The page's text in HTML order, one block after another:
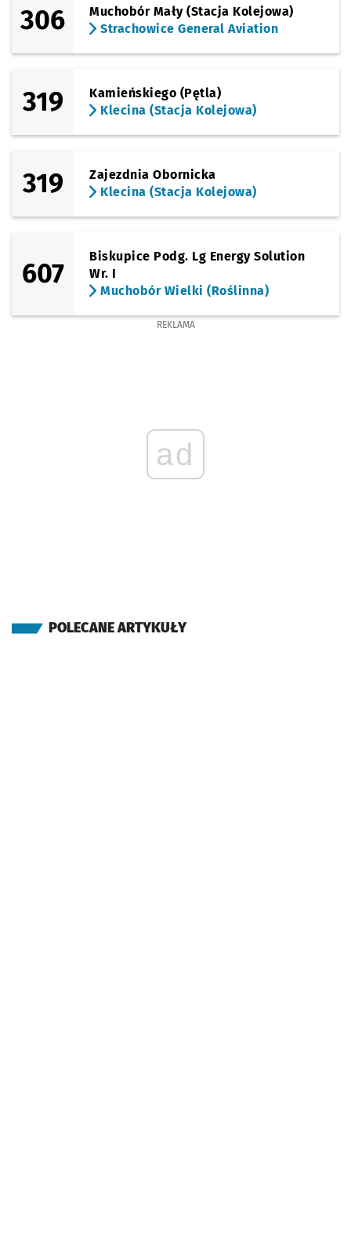
306
Muchobór Mały (Stacja Kolejowa)
Strachowice General Aviation
319
Kamieńskiego (Pętla)
Klecina (Stacja Kolejowa)
319
Zajezdnia Obornicka
Klecina (Stacja Kolejowa)
607
Biskupice Podg. Lg Energy Solution
Wr. I
Muchobór Wielki (Roślinna)
REKLAMA
ad
POLECANE ARTYKUŁY